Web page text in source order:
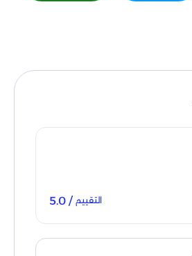
التقييم / 5.0